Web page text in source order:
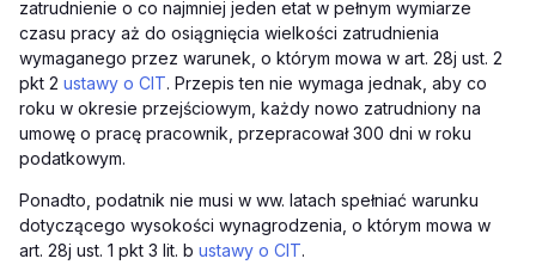
zatrudnienie o co najmniej jeden etat w pełnym wymiarze
czasu pracy aż do osiągnięcia wielkości zatrudnienia
wymaganego przez warunek, o którym mowa w art. 28j ust. 2
pkt 2 ustawy o CIT. Przepis ten nie wymaga jednak, aby co
roku w okresie przejściowym, każdy nowo zatrudniony na
umowę o pracę pracownik, przepracował 300 dni w roku
podatkowym.
Ponadto, podatnik nie musi w ww. latach spełniać warunku
dotyczącego wysokości wynagrodzenia, o którym mowa w
art. 28j ust. 1 pkt 3 lit. b ustawy o CIT.